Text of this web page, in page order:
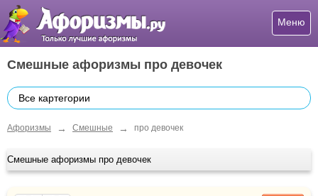
Меню
Смешные афоризмы про девочек
Все картегории
Афоризмы → Смешные → про девочек
Смешные афоризмы про девочек